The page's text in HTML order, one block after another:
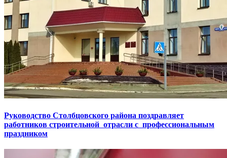
Руководство Столбцовского района поздравляет
работников строительной отрасли с профессиональным
праздником